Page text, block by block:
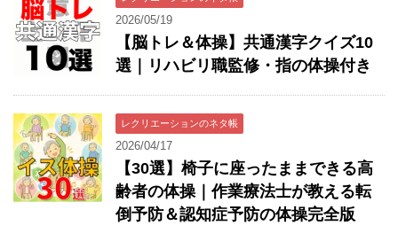
2026/05/19
【脳トレ＆体操】共通漢字クイズ10
選｜リハビリ職監修・指の体操付き
レクリエーションのネタ帳
2026/04/17
【30選】椅子に座ったままできる高
齢者の体操｜作業療法士が教える転
倒予防＆認知症予防の体操完全版